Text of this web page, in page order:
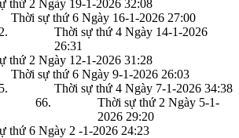
thứ 2 Ngày 19-1-2026 32:08
Thời sự thứ 6 Ngày 16-1-2026 27:00
Thời sự thứ 4 Ngày 14-1-2026
26:31
thứ 2 Ngày 12-1-2026 31:28
Thời sự thứ 6 Ngày 9-1-2026 26:03
Thời sự thứ 4 Ngày 7-1-2026 34:38
Thời sự thứ 2 Ngày 5-1-
2026 29:20
thứ 6 Ngày 2 -1-2026 24:23